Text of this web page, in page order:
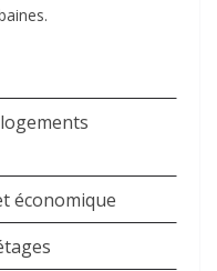
économique